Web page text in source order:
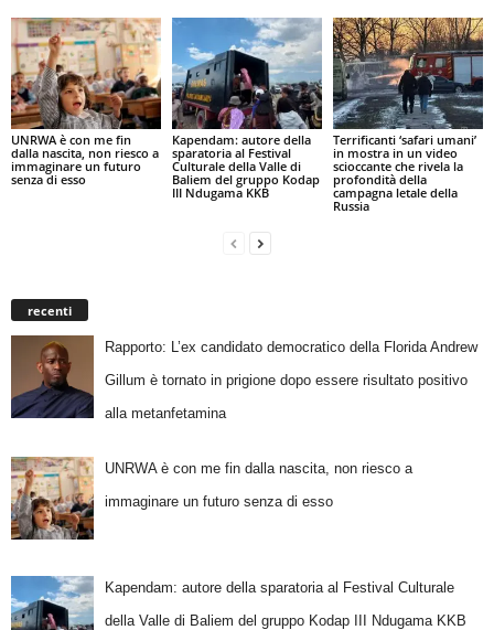
UNRWA è con me fin
dalla nascita, non riesco a
immaginare un futuro
senza di esso
Kapendam: autore della
sparatoria al Festival
Culturale della Valle di
Baliem del gruppo Kodap
III Ndugama KKB
Terrificanti ‘safari umani’
in mostra in un video
scioccante che rivela la
profondità della
campagna letale della
Russia
recenti
Rapporto: L’ex candidato democratico della Florida Andrew
Gillum è tornato in prigione dopo essere risultato positivo
alla metanfetamina
UNRWA è con me fin dalla nascita, non riesco a
immaginare un futuro senza di esso
Kapendam: autore della sparatoria al Festival Culturale
della Valle di Baliem del gruppo Kodap III Ndugama KKB